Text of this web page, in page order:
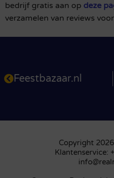
bedrijf gratis aan op deze
verzamelen van reviews
Feestbazaar.nl
Copyright
Klantenservice: